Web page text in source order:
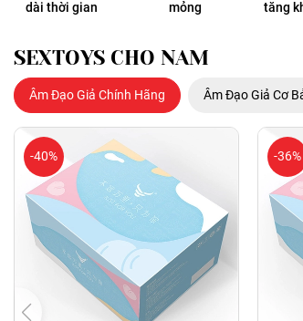
dài thời gian
mỏng
tăng
SEXTOYS CHO NAM
Âm Đạo Giả Chính Hãng Âm Đạo Giả Cơ
-40% -36%